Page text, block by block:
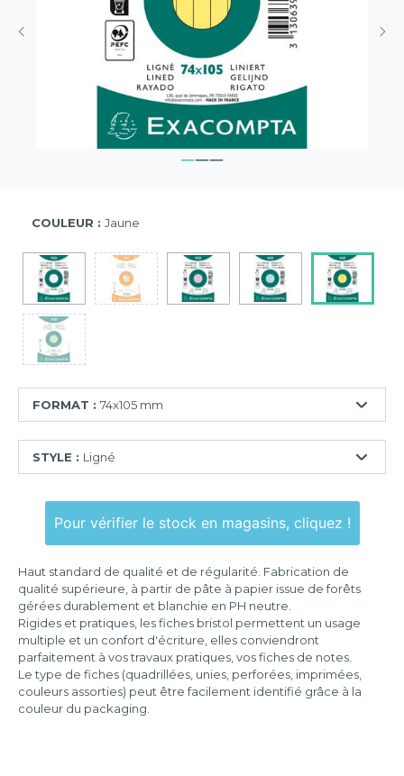
COULEUR : Jaune
FORMAT : 74x105 mm
mm
100x150
mm
105x148
mm
125x200
mm
STYLE : Ligné
Quadrillé
perforé
Uni
Pour vérifier le stock en magasins, cliquez !
Haut standard de qualité et de régularité. Fabrication de
qualité supérieure, à partir de pâte à papier issue de forêts
gérées durablement et blanchie en PH neutre.
Rigides et pratiques, les fiches bristol permettent un usage
multiple et un confort d'écriture, elles conviendront
parfaitement à vos travaux pratiques, vos fiches de notes.
Le type de fiches (quadrillées, unies, perforées, imprimées,
couleurs assorties) peut être facilement identifié grâce à la
couleur du packaging.